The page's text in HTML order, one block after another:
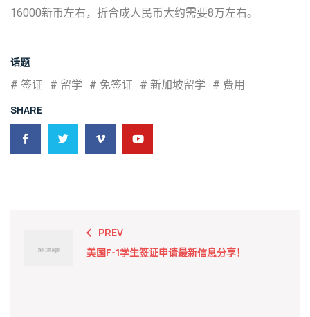
16000新币左右，折合成人民币大约需要8万左右。
话题
# 签证 # 留学 # 免签证 # 新加坡留学 # 费用
SHARE
PREV
美国F-1学生签证申请最新信息分享！